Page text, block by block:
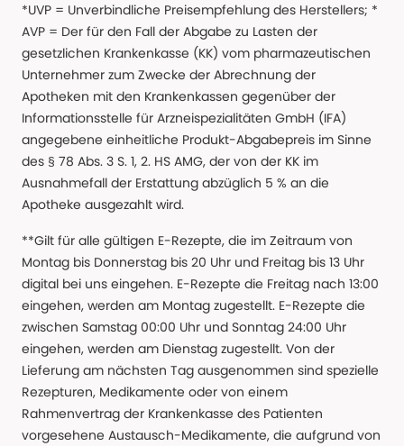
*UVP = Unverbindliche Preisempfehlung des Herstellers; *
AVP = Der für den Fall der Abgabe zu Lasten der
gesetzlichen Krankenkasse (KK) vom pharmazeutischen
Unternehmer zum Zwecke der Abrechnung der
Apotheken mit den Krankenkassen gegenüber der
Informationsstelle für Arzneispezialitäten GmbH (IFA)
angegebene einheitliche Produkt-Abgabepreis im Sinne
des § 78 Abs. 3 S. 1, 2. HS AMG, der von der KK im
Ausnahmefall der Erstattung abzüglich 5 % an die
Apotheke ausgezahlt wird.
**Gilt für alle gültigen E-Rezepte, die im Zeitraum von
Montag bis Donnerstag bis 20 Uhr und Freitag bis 13 Uhr
digital bei uns eingehen. E-Rezepte die Freitag nach 13:00
eingehen, werden am Montag zugestellt. E-Rezepte die
zwischen Samstag 00:00 Uhr und Sonntag 24:00 Uhr
eingehen, werden am Dienstag zugestellt. Von der
Lieferung am nächsten Tag ausgenommen sind spezielle
Rezepturen, Medikamente oder von einem
Rahmenvertrag der Krankenkasse des Patienten
vorgesehene Austausch-Medikamente, die aufgrund von